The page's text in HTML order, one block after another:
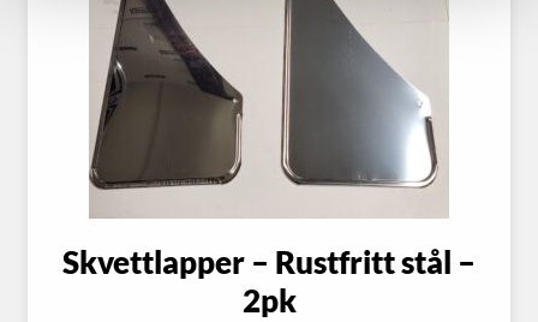
Skvettlapper – Rustfritt stål –
2pk